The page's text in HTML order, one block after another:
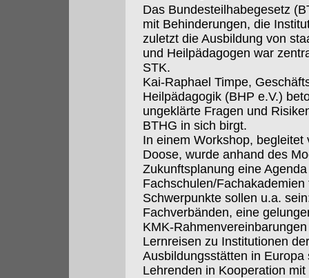
Das Bundesteilhabegesetz
mit Behinderungen, die
zuletzt die Ausbildung von
und Heilpädagogen war
STK.
Kai-Raphael Timpe,
Heilpädagogik (BHP e.V.)
ungeklärte Fragen und
BTHG in sich birgt.
In einem Workshop,
Doose, wurde anhand des
Zukunftsplanung eine
Fachschulen/
Schwerpunkte sollen u.a.
Fachverbänden, eine
KMK-
Lernreisen zu Institutionen
Ausbildungsstätten in
Lehrenden in Kooperation